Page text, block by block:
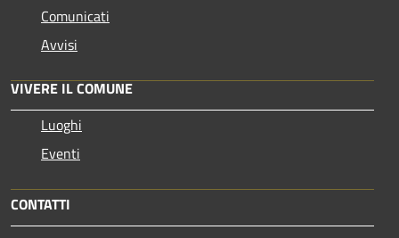
Comunicati
Avvisi
VIVERE IL COMUNE
Luoghi
Eventi
CONTATTI